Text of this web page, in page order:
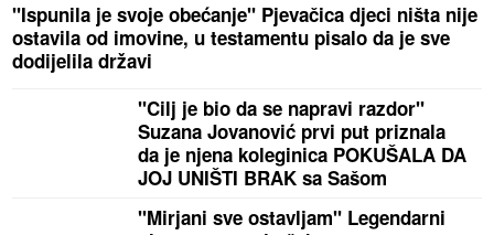
"Ispunila je svoje obećanje" Pjevačica djeci ništa nije
ostavila od imovine, u testamentu pisalo da je sve
dodijelila državi
"Cilj je bio da se napravi razdor"
Suzana Jovanović prvi put priznala
da je njena koleginica POKUŠALA DA
JOJ UNIŠTI BRAK sa Sašom
"Mirjani sve ostavljam" Legendarni